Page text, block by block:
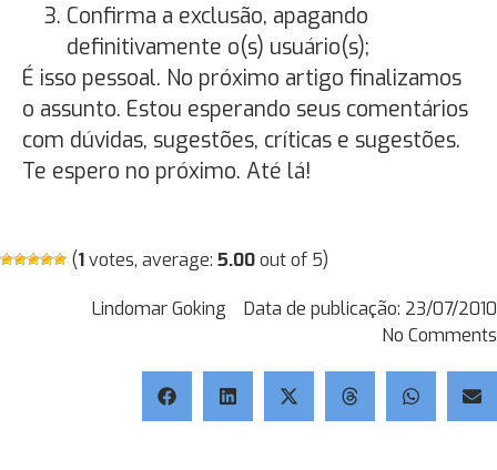
Confirma a exclusão, apagando
definitivamente o(s) usuário(s);
É isso pessoal. No próximo artigo finalizamos
o assunto. Estou esperando seus comentários
com dúvidas, sugestões, críticas e sugestões.
Te espero no próximo. Até lá!
(1votes, average: 5.00out of 5)
Lindomar Goking Data de publicação: 23/07/2010
No Comments